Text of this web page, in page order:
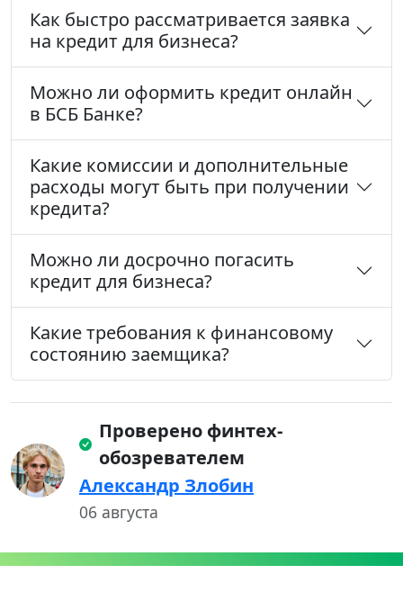
Как быстро рассматривается заявка
на кредит для бизнеса?
Можно ли оформить кредит онлайн
в БСБ Банке?
Какие комиссии и дополнительные
расходы могут быть при получении
кредита?
Можно ли досрочно погасить
кредит для бизнеса?
Какие требования к финансовому
состоянию заемщика?
Проверено финтех-
обозревателем
Александр Злобин
06 августа